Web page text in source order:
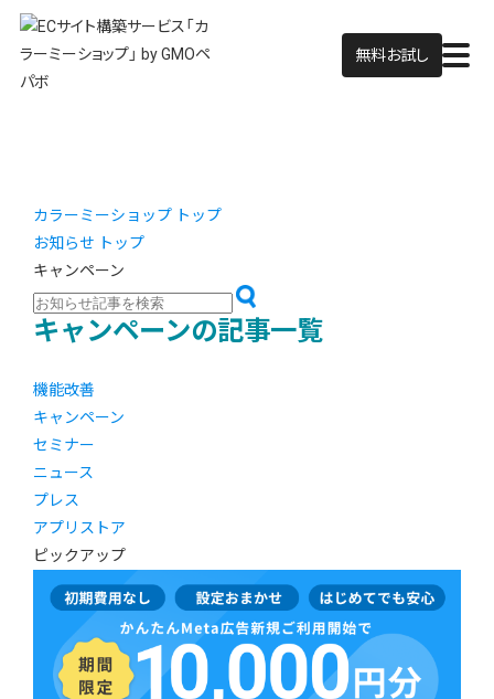
無料お試し
カラーミーショップ トップ
お知らせ トップ
キャンペーン
キャンペーンの記事一覧
機能改善
キャンペーン
セミナー
ニュース
プレス
アプリストア
ピックアップ